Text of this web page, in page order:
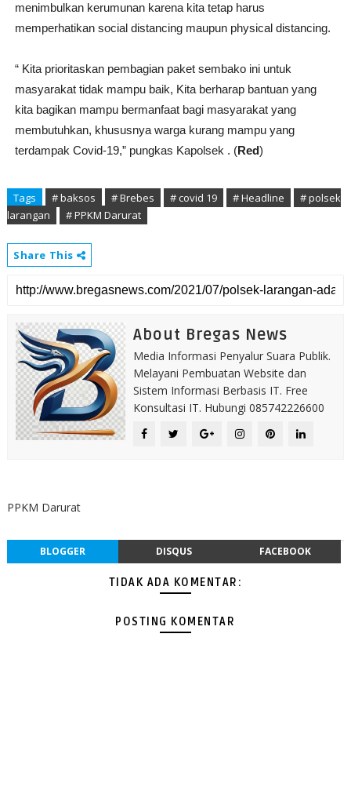
menimbulkan kerumunan karena kita tetap harus
memperhatikan social distancing maupun physical distancing.
“ Kita prioritaskan pembagian paket sembako ini untuk
masyarakat tidak mampu baik, Kita berharap bantuan yang
kita bagikan mampu bermanfaat bagi masyarakat yang
membutuhkan, khususnya warga kurang mampu yang
terdampak Covid-19,” pungkas Kapolsek . (Red)
Tags # baksos # Brebes # covid 19 # Headline
# polsek
larangan
# PPKM Darurat
Share This
About Bregas News
Media Informasi Penyalur Suara Publik.
Melayani Pembuatan Website dan
Sistem Informasi Berbasis IT. Free
Konsultasi IT. Hubungi 085742226600
PPKM Darurat
BLOGGER DISQUS FACEBOOK
TIDAK ADA KOMENTAR:
POSTING KOMENTAR